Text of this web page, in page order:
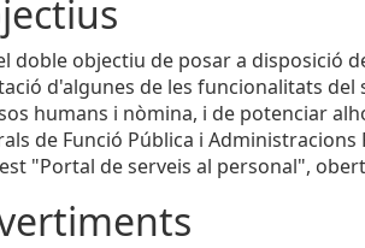
doble objectiu de posar a disposició
d'algunes de les funcionalitats
humans i nòmina, i de potenciar
de Funció Pública i
"Portal de serveis al personal",